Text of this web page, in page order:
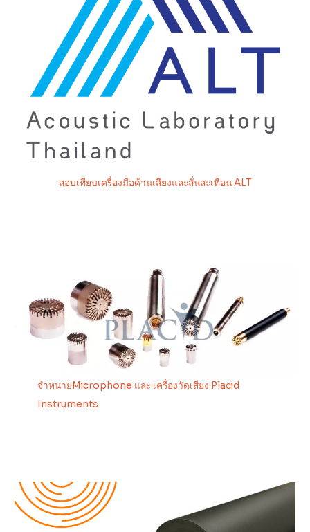
สอบเทียบเครื่องมือด้านเสียงและสั่นสะเทือน ALT
จำหน่ายMicrophone และ เครื่องวัดเสียง Placid
Instruments